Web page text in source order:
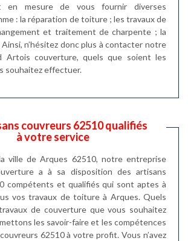
en mesure de vous fournir diverses
: la réparation de toiture ; les travaux de
et traitement de charpente ; la
n’hésitez donc plus à contacter notre
Artois couverture, quels que soient les
souhaitez effectuer.
couvreurs 62510 qualifiés
à votre service
ville de Arques 62510, notre entreprise
a à sa disposition des artisans
compétents et qualifiés qui sont aptes à
vos travaux de toiture à Arques. Quels
de couverture que vous souhaitez
les savoir-faire et les compétences
62510 à votre profit. Vous n’avez